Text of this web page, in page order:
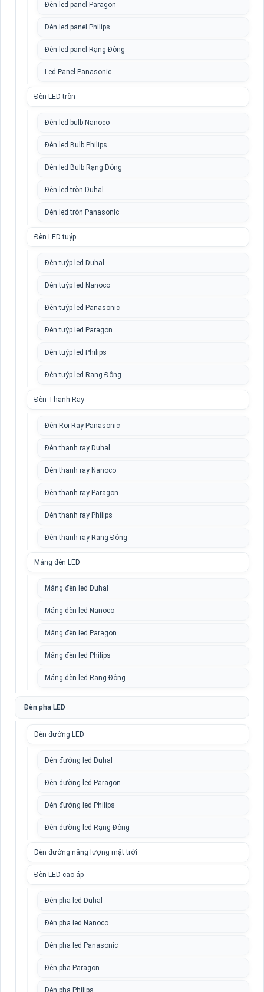
Đèn led panel Paragon
Đèn led panel Philips
Đèn led panel Rạng Đông
Led Panel Panasonic
Đèn LED tròn
Đèn led bulb Nanoco
Đèn led Bulb Philips
Đèn led Bulb Rạng Đông
Đèn led tròn Duhal
Đèn led tròn Panasonic
Đèn LED tuýp
Đèn tuýp led Duhal
Đèn tuýp led Nanoco
Đèn tuýp led Panasonic
Đèn tuýp led Paragon
Đèn tuýp led Philips
Đèn tuýp led Rạng Đông
Đèn Thanh Ray
Đèn Rọi Ray Panasonic
Đèn thanh ray Duhal
Đèn thanh ray Nanoco
Đèn thanh ray Paragon
Đèn thanh ray Philips
Đèn thanh ray Rạng Đông
Máng đèn LED
Máng đèn led Duhal
Máng đèn led Nanoco
Máng đèn led Paragon
Máng đèn led Philips
Máng đèn led Rạng Đông
Đèn pha LED
Đèn đường LED
Đèn đường led Duhal
Đèn đường led Paragon
Đèn đường led Philips
Đèn đường led Rạng Đông
Đèn đường năng lượng mặt trời
Đèn LED cao áp
Đèn pha led Duhal
Đèn pha led Nanoco
Đèn pha led Panasonic
Đèn pha Paragon
Đèn pha Philips